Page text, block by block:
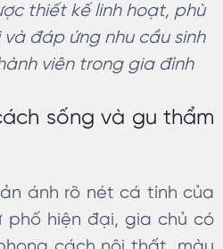
thiết kế linh hoạt, phù
đáp ứng nhu cầu sinh
viên trong gia đình
sống và gu thẩm
ánh rõ nét cá tính của
phố hiện đại, gia chủ có